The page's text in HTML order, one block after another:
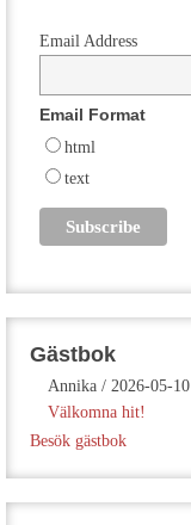
Email Address
Email Format
html
text
Gästbok
Annika / 2026-05-10
Välkomna hit!
Besök gästbok